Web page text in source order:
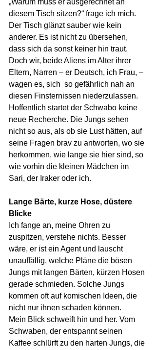
„Warum muss er ausgerechnet an
diesem Tisch sitzen?“ frage ich mich.
Der Tisch glänzt sauber wie kein
anderer. Es ist nicht zu übersehen,
dass sich da sonst keiner hin traut.
Doch wir, beide Aliens im Alter ihrer
Eltern, Narren – er Deutsch, ich Frau, –
wagen es, sich  so gefährlich nah an
diesen Finsternissen niederzulassen.
Hoffentlich startet der Schwabo keine
neue Recherche. Die Jungs sehen
nicht so aus, als ob sie Lust hätten, auf
seine Fragen brav zu antworten, wo sie
herkommen, wie lange sie hier sind, so
wie vorhin die kleinen Mädchen im
Sari, der Iraker oder ich.
Lange Bärte, kurze Hose, düstere
Blicke
Ich fange an, meine Ohren zu
zuspitzen, verstehe nichts. Besser
wäre, er ist ein Agent und lauscht
unauffällig, welche Pläne die bösen
Jungs mit langen Bärten, kürzen Hosen
gerade schmieden. Solche Jungs
kommen oft auf komischen Ideen, die
nicht nur ihnen schaden können.
Mein Blick schweift hin und her. Vom
Schwaben, der entspannt seinen
Kaffee schlürft zu den harten Jungs, die